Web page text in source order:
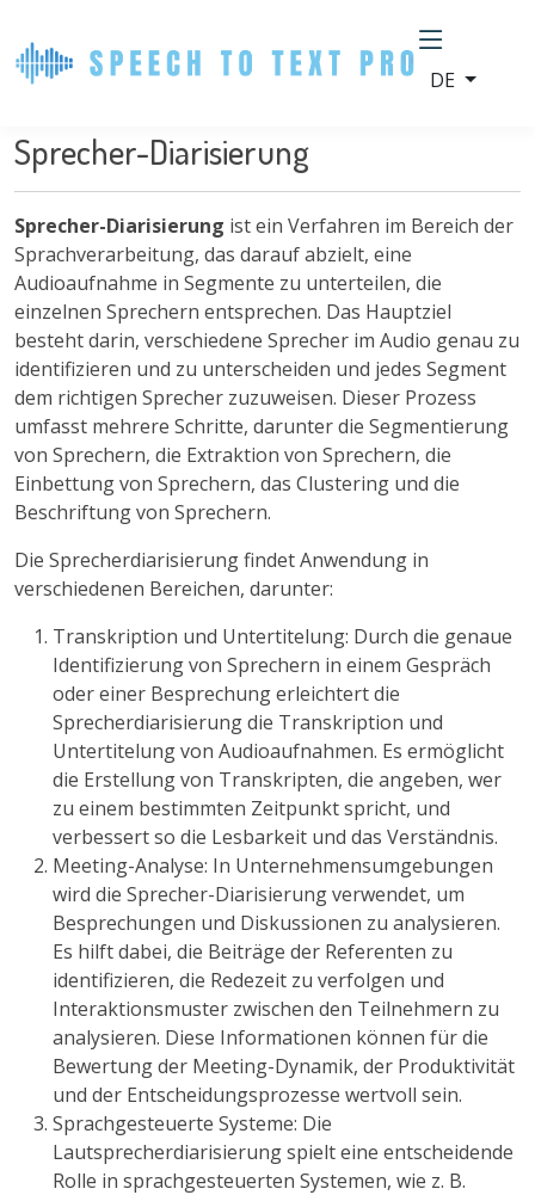
DE
Sprecher-Diarisierung
Sprecher-Diarisierung ist ein Verfahren im Bereich der
Sprachverarbeitung, das darauf abzielt, eine
Audioaufnahme in Segmente zu unterteilen, die
einzelnen Sprechern entsprechen. Das Hauptziel
besteht darin, verschiedene Sprecher im Audio genau zu
identifizieren und zu unterscheiden und jedes Segment
dem richtigen Sprecher zuzuweisen. Dieser Prozess
umfasst mehrere Schritte, darunter die Segmentierung
von Sprechern, die Extraktion von Sprechern, die
Einbettung von Sprechern, das Clustering und die
Beschriftung von Sprechern.
Die Sprecherdiarisierung findet Anwendung in
verschiedenen Bereichen, darunter:
Transkription und Untertitelung: Durch die genaue
Identifizierung von Sprechern in einem Gespräch
oder einer Besprechung erleichtert die
Sprecherdiarisierung die Transkription und
Untertitelung von Audioaufnahmen. Es ermöglicht
die Erstellung von Transkripten, die angeben, wer
zu einem bestimmten Zeitpunkt spricht, und
verbessert so die Lesbarkeit und das Verständnis.
Meeting-Analyse: In Unternehmensumgebungen
wird die Sprecher-Diarisierung verwendet, um
Besprechungen und Diskussionen zu analysieren.
Es hilft dabei, die Beiträge der Referenten zu
identifizieren, die Redezeit zu verfolgen und
Interaktionsmuster zwischen den Teilnehmern zu
analysieren. Diese Informationen können für die
Bewertung der Meeting-Dynamik, der Produktivität
und der Entscheidungsprozesse wertvoll sein.
Sprachgesteuerte Systeme: Die
Lautsprecherdiarisierung spielt eine entscheidende
Rolle in sprachgesteuerten Systemen, wie z. B.